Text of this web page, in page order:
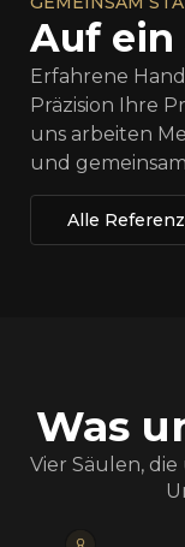
Auf ein
Erfahrene
Präzision Ihre
uns arbeiten
und
Alle
Was
Vier Säulen,